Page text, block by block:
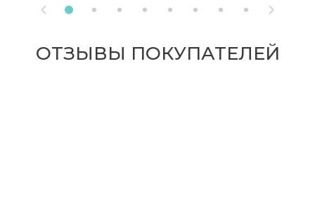
 
ОТЗЫВЫ ПОКУПАТЕЛЕЙ